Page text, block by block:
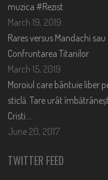
muzica #Rezist
March 19, 2019
Rares versus Mandachi sau
Confruntarea Titanilor
March 15, 2019
Moroiul care bântuie liber
sticlă. Tare urât
Cristi….
June 20, 2017
TWITTER FEED